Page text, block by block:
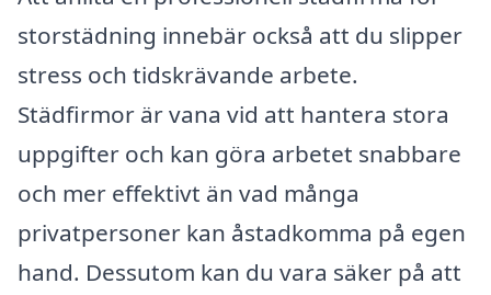
storstädning innebär också att du slipper
stress och tidskrävande arbete.
Städfirmor är vana vid att hantera stora
uppgifter och kan göra arbetet snabbare
och mer effektivt än vad många
privatpersoner kan åstadkomma på egen
hand. Dessutom kan du vara säker på att